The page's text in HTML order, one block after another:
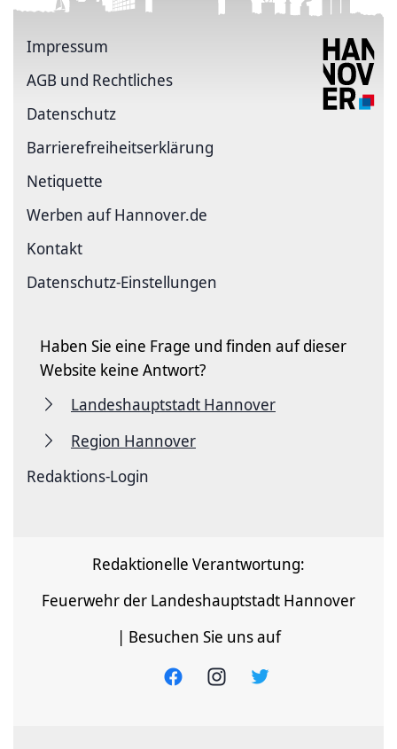
Impressum
AGB und Rechtliches
Datenschutz
Barriere­freiheits­erklärung
Netiquette
Werben auf Hannover.de
Kontakt
Datenschutz-Einstellungen
Haben Sie eine Frage und finden auf dieser
Website keine Antwort?
Landeshauptstadt Hannover
Region Hannover
Redaktions-Login
Redaktionelle Verantwortung:
Feuerwehr der Landeshauptstadt Hannover
| Besuchen Sie uns auf